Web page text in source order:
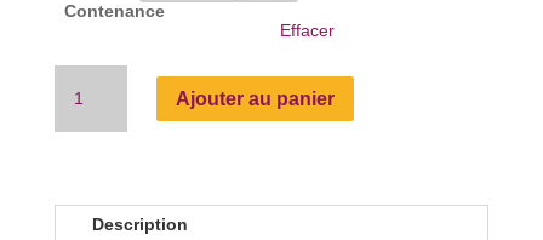
Contenance
Effacer
Thym
Ajouter au panier
Description